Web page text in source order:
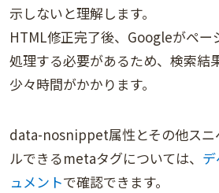
示しないと理解します。
HTML修正完了後、Googleがペー
処理する必要があるため、検索結
少々時間がかかります。
data-nosnippet属性とその他スニ
ルできるmetaタグについては、
ュメントで確認できます。